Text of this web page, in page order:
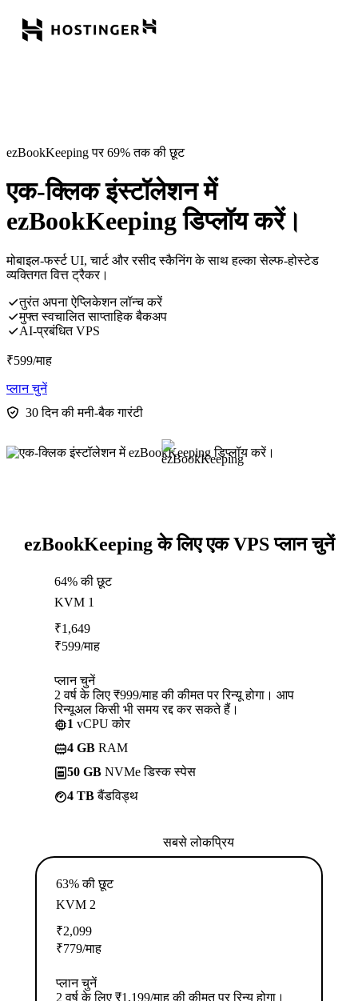
ezBookKeeping पर 69% तक की छूट
एक-क्लिक इंस्टॉलेशन में
ezBookKeeping डिप्लॉय करें।
मोबाइल-फर्स्ट UI, चार्ट और रसीद स्कैनिंग के साथ हल्का सेल्फ-होस्टेड
व्यक्तिगत वित्त ट्रैकर।
तुरंत अपना ऐप्लिकेशन लॉन्च करें
मुफ्त स्वचालित साप्ताहिक बैकअप
AI-प्रबंधित VPS
₹599/माह
प्लान चुनें
30 दिन की मनी-बैक गारंटी
ezBookKeeping के लिए एक VPS प्लान चुनें
64% की छूट
KVM 1
₹1,649
₹599/माह
प्लान चुनें
2 वर्ष के लिए ₹999/माह की कीमत पर रिन्यू होगा। आप
रिन्यूअल किसी भी समय रद्द कर सकते हैं।
1 vCPU कोर
4 GB RAM
50 GB NVMe डिस्क स्पेस
4 TBबैंडविड्थ
सबसे लोकप्रिय
63% की छूट
KVM 2
₹2,099
₹779/माह
प्लान चुनें
2 वर्ष के लिए ₹1,199/माह की कीमत पर रिन्यू होगा।